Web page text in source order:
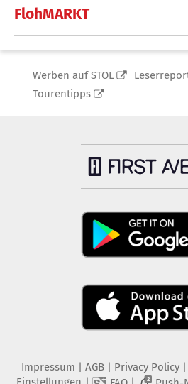
FlohMARKT
Werben auf STOL
Tourentipps
Impressum AGB Privacy Policy|
2